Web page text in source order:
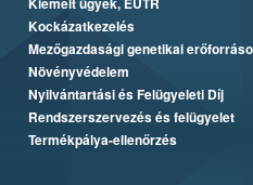
Kockázatkezelés
Mezőgazdasági genetikai
Növényvédelem
Nyilvántartási és Felügyeleti Díj
Rendszerszervezés és felügyelet
Termékpálya-ellenőrzés